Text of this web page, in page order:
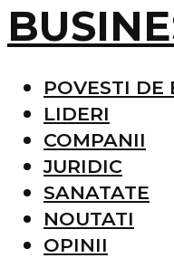
POVESTI DE
LIDERI
COMPANII
JURIDIC
SANATATE
NOUTATI
OPINII